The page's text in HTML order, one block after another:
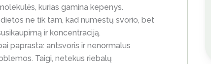
kurias gamina kepenys.
ne tik tam, kad numestų svorio, bet
ir koncentraciją.
paprasta: antsvoris ir nenormalus
Taigi, netekus riebalų